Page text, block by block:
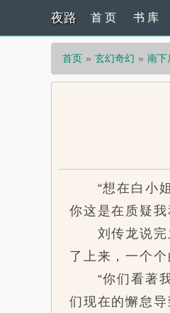
夜路 首 页 书 库
首页 玄幻奇幻 南下
“想在白小姐
你这是在质疑
刘传龙说完之
了上来，一个
“你们看著我
们现在的懈怠